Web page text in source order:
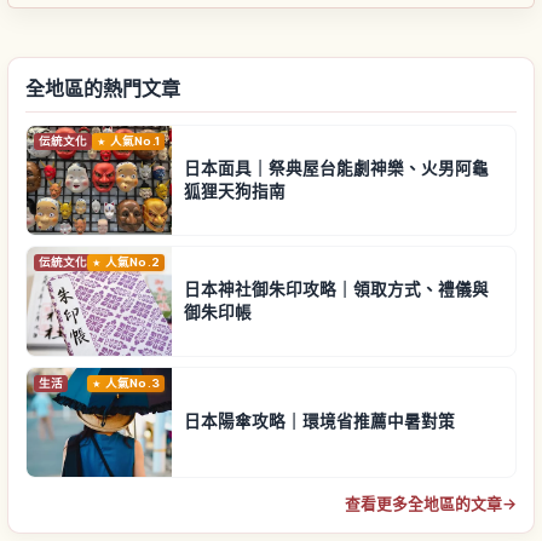
全地區的熱門文章
伝統文化 人氣No.1
日本面具｜祭典屋台能劇神樂、火男阿龜
狐狸天狗指南
伝統文化 人氣No.2
日本神社御朱印攻略｜領取方式、禮儀與
御朱印帳
生活 人氣No.3
日本陽傘攻略｜環境省推薦中暑對策
查看更多全地區的文章→